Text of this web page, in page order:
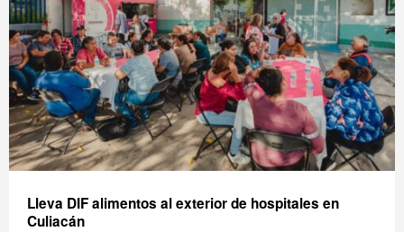
Lleva DIF alimentos al exterior de hospitales en
Culiacán